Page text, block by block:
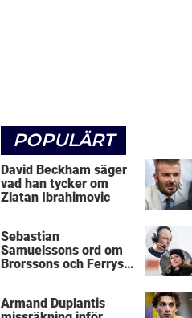
POPULÄRT
David Beckham säger
vad han tycker om
Zlatan Ibrahimovic
Sebastian
Samuelssons ord om
Brorssons och Ferrys
Armand Duplantis